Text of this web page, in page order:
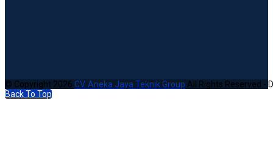
© Copyright 2026 CV. Aneka Jaya Teknik Group All Rights Reserved -
Back To Top